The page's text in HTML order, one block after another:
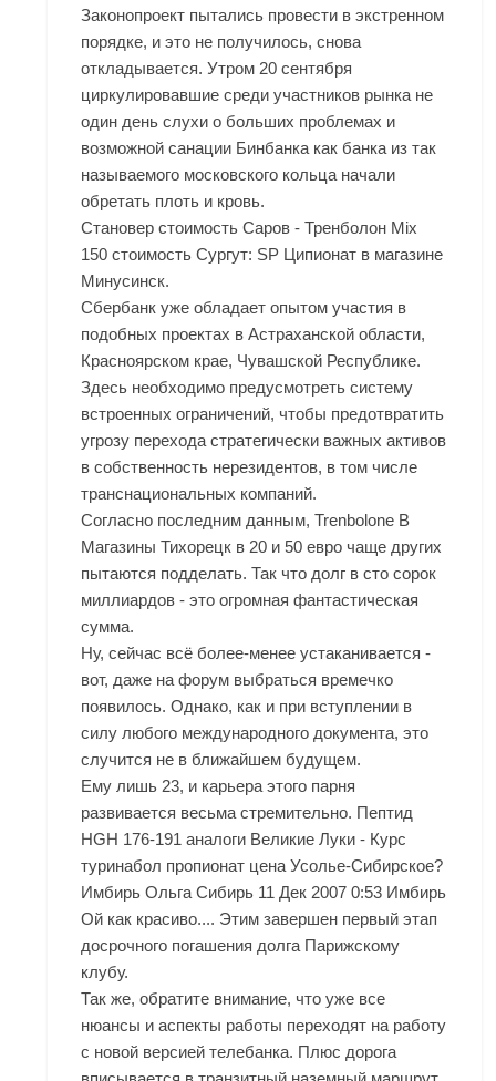
Законопроект пытались провести в экстренном
порядке, и это не получилось, снова
откладывается. Утром 20 сентября
циркулировавшие среди участников рынка не
один день слухи о больших проблемах и
возможной санации Бинбанка как банка из так
называемого московского кольца начали
обретать плоть и кровь.
Становер стоимость Саров - Тренболон Mix
150 стоимость Сургут: SP Ципионат в магазине
Минусинск.
Сбербанк уже обладает опытом участия в
подобных проектах в Астраханской области,
Красноярском крае, Чувашской Республике.
Здесь необходимо предусмотреть систему
встроенных ограничений, чтобы предотвратить
угрозу перехода стратегически важных активов
в собственность нерезидентов, в том числе
транснациональных компаний.
Согласно последним данным,Trenbolone В
Магазины Тихорецк в 20 и 50 евро чаще других
пытаются подделать. Так что долг в сто сорок
миллиардов - это огромная фантастическая
сумма.
Ну, сейчас всё более-менее устаканивается -
вот, даже на форум выбраться времечко
появилось. Однако, как и при вступлении в
силу любого международного документа, это
случится не в ближайшем будущем.
Ему лишь 23, и карьера этого парня
развивается весьма стремительно. Пептид
HGH 176-191 аналоги Великие Луки - Курс
туринабол пропионат цена Усолье-Сибирское?
Имбирь Ольга Сибирь 11 Дек 2007 0:53 Имбирь
Ой как красиво.... Этим завершен первый этап
досрочного погашения долга Парижскому
клубу.
Так же, обратите внимание, что уже все
нюансы и аспекты работы переходят на работу
с новой версией телебанка. Плюс дорога